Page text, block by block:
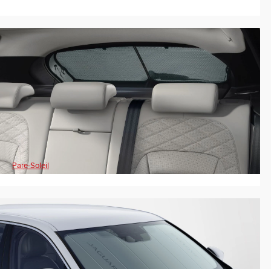
Pare-Soleil